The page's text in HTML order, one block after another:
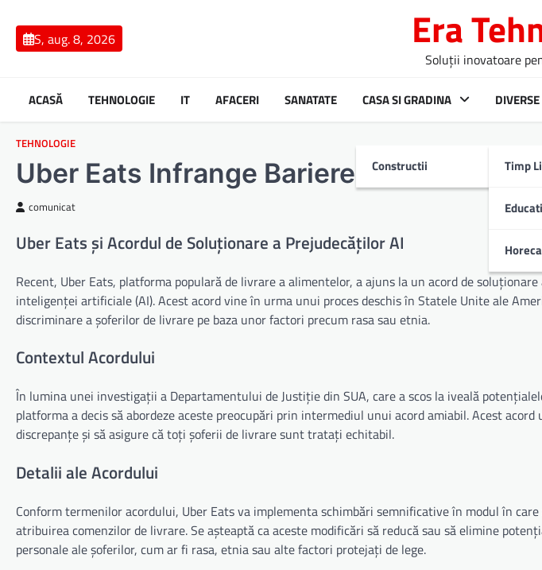
contentS, aug. 8, 2026 Era
Soluții inovatoare
ACASĂ TEHNOLOGIE IT AFACERI SANATATE CASA SI GRADINA
Constructii
DIVERSE
Timp
Horeca
TEHNOLOGIE
Uber Eats Infrange Barierele AI in
comunicat
Uber Eats și Acordul de Soluționare a Prejudecăților AI
Recent, Uber Eats, platforma populară de livrare a alimentelor, a ajuns la un acord de soluționare
inteligenței artificiale (AI). Acest acord vine în urma unui proces deschis în Statele Unite ale
discriminare a șoferilor de livrare pe baza unor factori precum rasa sau etnia.
Contextul Acordului
În lumina unei investigații a Departamentului de Justiție din SUA, care a scos la iveală
platforma a decis să abordeze aceste preocupări prin intermediul unui acord amiabil. Acest
discrepanțe și să asigure că toți șoferii de livrare sunt tratați echitabil.
Detalii ale Acordului
Conform termenilor acordului, Uber Eats va implementa schimbări semnificative în modul în
atribuirea comenzilor de livrare. Se așteaptă ca aceste modificări să reducă sau să elimine
personale ale șoferilor, cum ar fi rasa, etnia sau alte factori protejați de lege.